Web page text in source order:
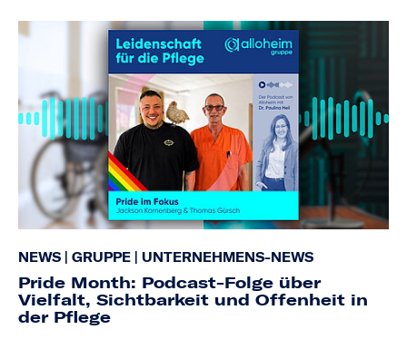
NEWS GRUPPE UNTERNEHMENS-NEWS
Pride Month: Podcast-Folge über
Vielfalt, Sichtbarkeit und Offenheit in
der Pflege